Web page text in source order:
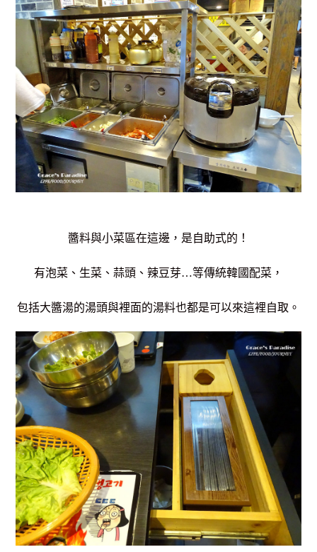
醬料與小菜區在這邊，是自助式的！
有泡菜、生菜、蒜頭、辣豆芽…等傳統韓國配菜，
包括大醬湯的湯頭與裡面的湯料也都是可以來這裡自取。